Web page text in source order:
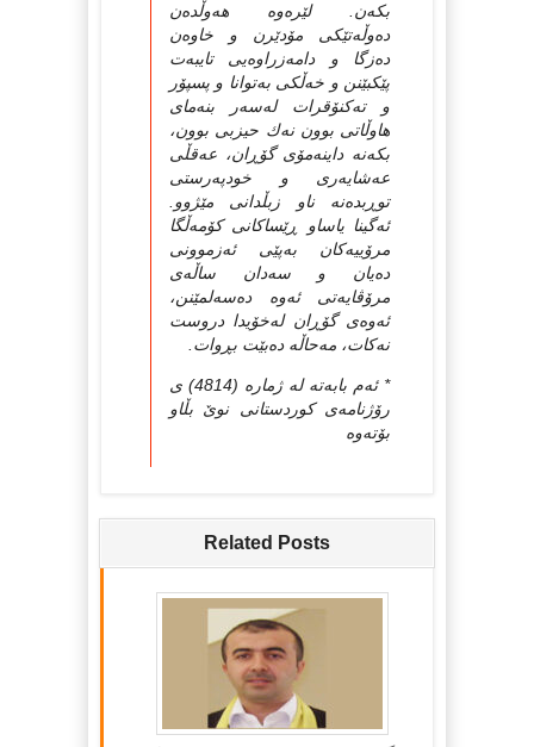
بكه‌ن. لێره‌وه‌ هه‌وڵده‌ن
ده‌وڵه‌تێكی مۆدێرن و خاوه‌ن
ده‌زگا و دامه‌زراوه‌‌یی تایبه‌ت
پێكبێنن و خه‌ڵكی به‌توانا و پسپۆر
و ته‌كنۆقرات له‌سه‌ر بنه‌مای
هاوڵاتی بوون نه‌ك حیزبی بوون،
بكه‌نه داینه‌مۆی گۆڕان، عه‌قڵی
عه‌شایه‌ری و خودپه‌رستی
توڕبده‌نه ناو زبڵدانی مێژوو.
ئه‌گینا یاساو ڕێساكانی كۆمه‌ڵگا
مرۆییه‌كان به‌پێی ئه‌زموونی
ده‌یان و سه‌دان ساڵه‌ی
مرۆڤایه‌تی ئه‌وه‌ ده‌سه‌لمێنن،
ئه‌وه‌ی گۆڕان له‌خۆیدا دروست
نه‌كات، مه‌حاڵه ده‌بێت بڕوات.
* ئەم بابەتە لە ژمارە (4814) ی
رۆژنامەی کوردستانی نوێ بڵاو
بۆتەوە
Related Posts